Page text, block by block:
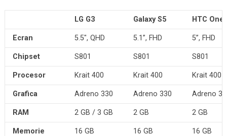
LG G3 Galaxy S5 HTC One
Ecran 5.5″, QHD 5.1”, FHD 5”, FHD
Chipset S801 S801 S801
Procesor Krait 400 Krait 400 Krait 400
Grafica Adreno 330 Adreno 330 Adreno
RAM 2 GB / 3 GB 2 GB 2 GB
Memorie 16 GB 16 GB 16 GB